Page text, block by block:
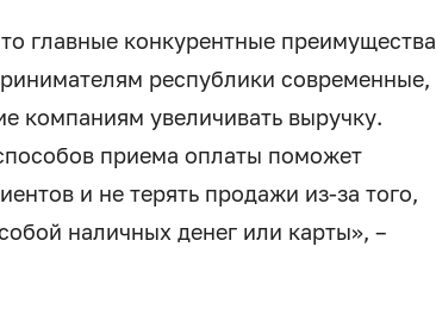
главные конкурентные преимущества
республики современные,
компаниям увеличивать выручку.
приема оплаты поможет
и не терять продажи из-за того,
наличных денег или карты», –